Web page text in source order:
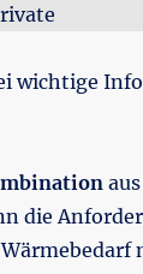
wichtige
die